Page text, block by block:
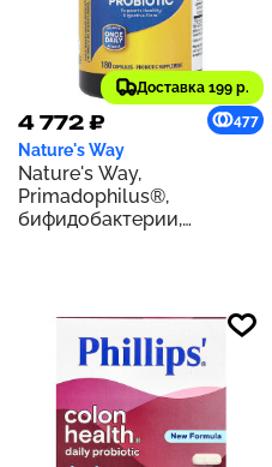
Доставка 199 р.
4 772 ₽ 477
Nature's Way
Nature's Way,
Primadophilus®,
бифидобактерии,